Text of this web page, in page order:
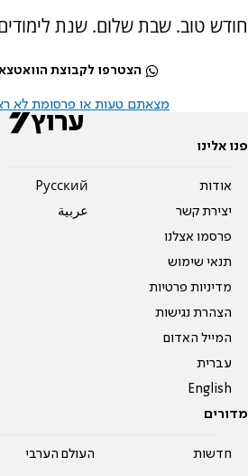
חודש טוב. שבת שלום. שנת
הצטרפו לקבוצת
מצאתם טעות או פרסומת לא
פנו אלינו
אודות
יצירת קשר
פרסמו אצלנו
תנאי שימוש
מדיניות פרטיות
הצהרת נגישות
המייל האדום
עברית
English
Pусский
عربية
מדורים
חדשות
העולם הערבי